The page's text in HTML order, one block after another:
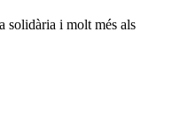
solidària i molt més als